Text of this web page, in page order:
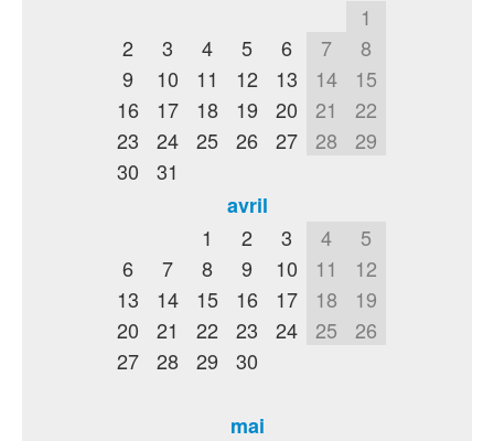
1
2
3 4 5 6 7
8
9
10 11 12 13 14
15
16
17 18 19 20 21
22
23
24 25 26 27 28
29
30
31
avril
1
2 3 4
5
6
7 8 9 10 11
12
13
14 15 16 17 18
19
20
21 22 23 24 25
26
27
28 29 30
mai